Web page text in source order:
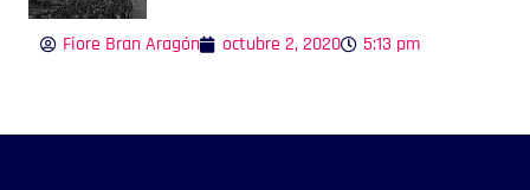
Fiore Bran Aragón octubre 2, 2020 5:13 pm